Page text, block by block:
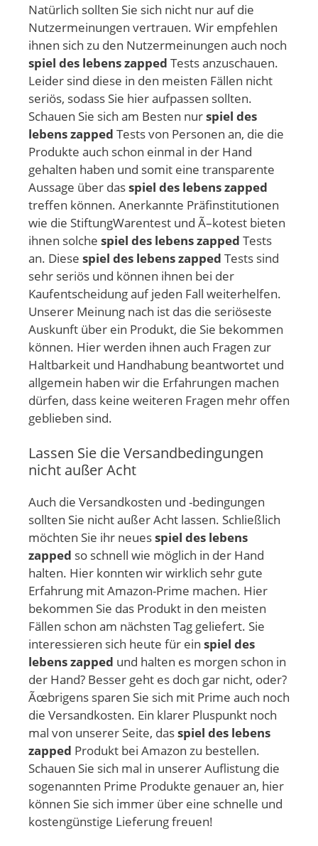
Natürlich sollten Sie sich nicht nur auf die
Nutzermeinungen vertrauen. Wir empfehlen
ihnen sich zu den Nutzermeinungen auch noch
spiel des lebens zapped Tests anzuschauen.
Leider sind diese in den meisten Fällen nicht
seriös, sodass Sie hier aufpassen sollten.
Schauen Sie sich am Besten nurspiel des
lebens zapped Tests von Personen an, die die
Produkte auch schon einmal in der Hand
gehalten haben und somit eine transparente
Aussage über dasspiel des lebens zapped
treffen können. Anerkannte Präfinstitutionen
wie die StiftungWarentest und Ã–kotest bieten
ihnen solche spiel des lebens zapped Tests
an. Diese spiel des lebens zapped Tests sind
sehr seriös und können ihnen bei der
Kaufentscheidung auf jeden Fall weiterhelfen.
Unserer Meinung nach ist das die seriöseste
Auskunft über ein Produkt, die Sie bekommen
können. Hier werden ihnen auch Fragen zur
Haltbarkeit und Handhabung beantwortet und
allgemein haben wir die Erfahrungen machen
dürfen, dass keine weiteren Fragen mehr offen
geblieben sind.
Lassen Sie die Versandbedingungen
nicht außer Acht
Auch die Versandkosten und -bedingungen
sollten Sie nicht außer Acht lassen. Schließlich
möchten Sie ihr neuesspiel des lebens
zapped so schnell wie möglich in der Hand
halten. Hier konnten wir wirklich sehr gute
Erfahrung mit Amazon-Prime machen. Hier
bekommen Sie das Produkt in den meisten
Fällen schon am nächsten Tag geliefert. Sie
interessieren sich heute für ein spiel des
lebens zapped und halten es morgen schon in
der Hand? Besser geht es doch gar nicht, oder?
Ãœbrigens sparen Sie sich mit Prime auch noch
die Versandkosten. Ein klarer Pluspunkt noch
mal von unserer Seite, dasspiel des lebens
zapped Produkt bei Amazon zu bestellen.
Schauen Sie sich mal in unserer Auflistung die
sogenannten Prime Produkte genauer an, hier
können Sie sich immer über eine schnelle und
kostengünstige Lieferung freuen!